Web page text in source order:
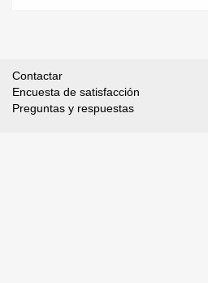
Contactar
Encuesta de satisfacción
Preguntas y respuestas